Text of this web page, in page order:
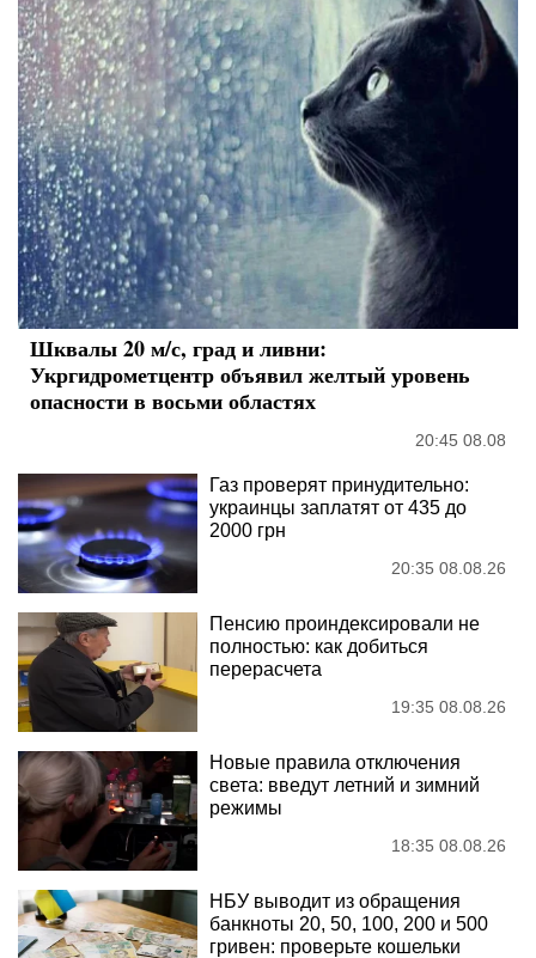
Шквалы 20 м/с, град и ливни:
Укргидрометцентр объявил желтый уровень
опасности в восьми областях
20:45 08.08
Газ проверят принудительно:
украинцы заплатят от 435 до
2000 грн
20:35 08.08.26
Пенсию проиндексировали не
полностью: как добиться
перерасчета
19:35 08.08.26
Новые правила отключения
света: введут летний и зимний
режимы
18:35 08.08.26
НБУ выводит из обращения
банкноты 20, 50, 100, 200 и 500
гривен: проверьте кошельки